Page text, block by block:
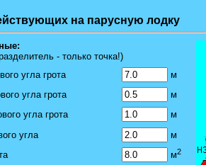
на парусную лодку
- только точка!)
угла грота
м
угла грота
м
угла грота
м
угла
м
м2